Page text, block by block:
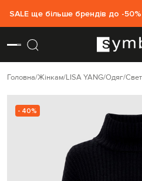
SALE ще більше брендів до -
Головна Жінкам LISA YANG Одяг
- 40%